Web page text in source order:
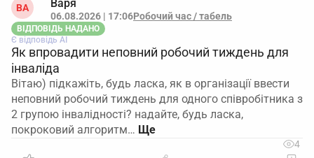
ВА Варя
06.08.2026 | 17:06Робочий час / табель
ВІДПОВІДЬ НАДАНО
Є відповідь АІ
Як впровадити неповний робочий тиждень для
інваліда
Вітаю) підкажіть, будь ласка, як в організації ввести
неповний робочий тиждень для одного співробітника з
2 групою інвалідності? надайте, будь ласка,
покроковий алгоритм…
4